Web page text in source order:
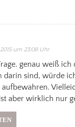
um 23:08 Uhr
genau weiß ich
darin sind, würde
aufbewahren.
aber wirklich nur